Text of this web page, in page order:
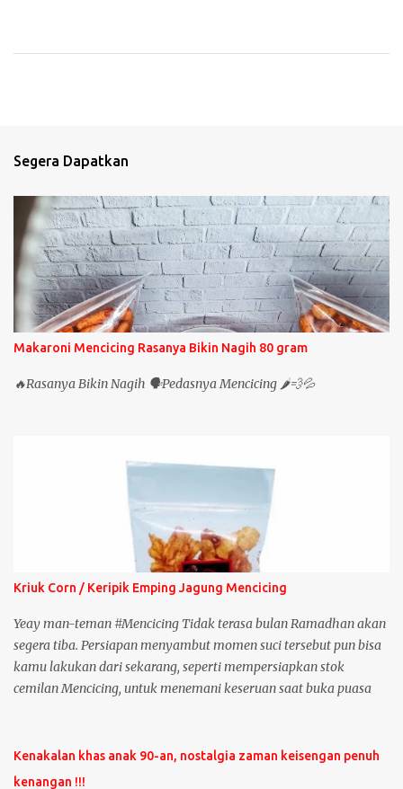
Segera Dapatkan
Makaroni Mencicing Rasanya Bikin Nagih 80 gram
🔥Rasanya Bikin Nagih 🗣Pedasnya Mencicing 🌶💨💦
Kriuk Corn / Keripik Emping Jagung Mencicing
Yeay man-teman #Mencicing Tidak terasa bulan Ramadhan akan
segera tiba. Persiapan menyambut momen suci tersebut pun bisa
kamu lakukan dari sekarang, seperti mempersiapkan stok
cemilan Mencicing, untuk menemani keseruan saat buka puasa
yang menarik, segera kunjungi mencicing di marketplace shopee
- tokopedia . Baca juga artikel Merchandise : Lighter Quote
Kenakalan khas anak 90-an, nostalgia zaman keisengan penuh
kenangan !!!